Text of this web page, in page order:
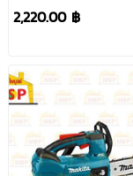
2,220.00 ฿